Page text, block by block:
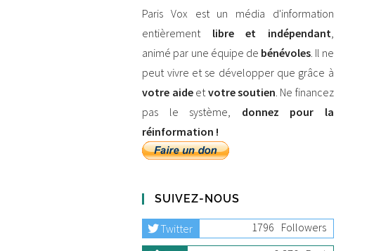
Paris Vox est un média d'information
entièrement libre et indépendant,
animé par une équipe de bénévoles. Il ne
peut vivre et se développer que grâce à
votre aideetvotre soutien. Ne financez
pas le système, donnez pour la
réinformation !
SUIVEZ-NOUS
Twitter 1796 Followers